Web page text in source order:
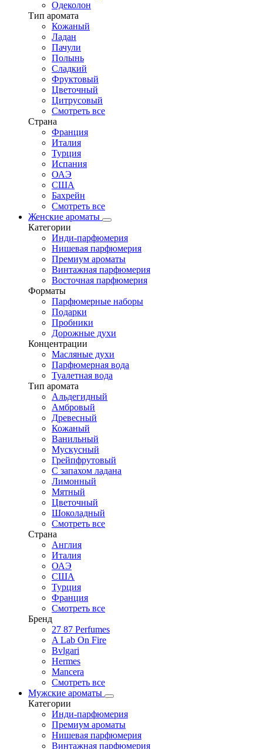
Одеколон
Тип аромата
Кожаный
Ладан
Пачули
Полынь
Сладкий
Фруктовый
Цветочный
Цитрусовый
Смотреть все
Страна
Франция
Италия
Турция
Испания
ОАЭ
США
Бахрейн
Смотреть все
Женские ароматы
Категории
Инди-парфюмерия
Нишевая парфюмерия
Премиум ароматы
Винтажная парфюмерия
Восточная парфюмерия
Форматы
Парфюмерные наборы
Подарки
Пробники
Дорожные духи
Концентрации
Масляные духи
Парфюмерная вода
Туалетная вода
Тип аромата
Альдегидный
Амбровый
Древесный
Кожаный
Ванильный
Мускусный
Грейпфрутовый
С запахом ладана
Лимонный
Мятный
Цветочный
Шоколадный
Смотреть все
Страна
Англия
Италия
ОАЭ
США
Турция
Франция
Смотреть все
Бренд
27 87 Perfumes
A Lab On Fire
Bvlgari
Hermes
Mancera
Смотреть все
Мужские ароматы
Категории
Инди-парфюмерия
Премиум ароматы
Нишевая парфюмерия
Винтажная парфюмерия